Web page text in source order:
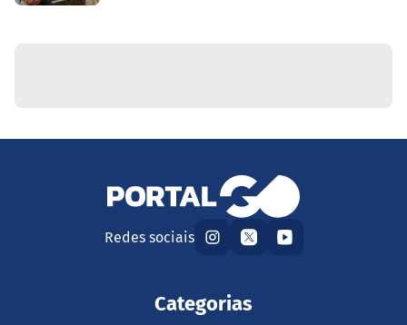
Redes sociais
Categorias